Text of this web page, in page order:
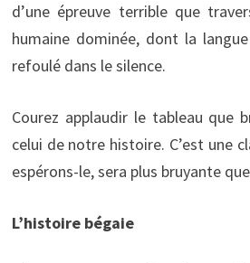
d’une épreuve terrible que
humaine dominée, dont la
refoulé dans le silence.
Courez applaudir le tableau que
celui de notre histoire. C’est une
espérons-le, sera plus bruyante
L’histoire bégaie